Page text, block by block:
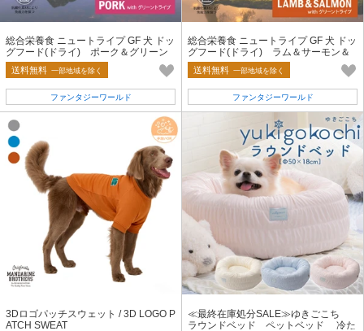
総合栄養食 ニュートライプ GF 犬 ドッ
グフード(ドライ) ポーク＆グリーン
トライプ
送料無料 一部地域を除く
ファンタジーワールド
総合栄養食 ニュートライプ GF 犬 ドッ
グフード(ドライ) ラム＆サーモン＆
グリーントライプ
送料無料 一部地域を除く
ファンタジーワールド
3Dロゴパッチスウェット / 3D LOGO P
ATCH SWEAT
≪最終在庫処分SALE≫ゆきごこち
ラウンドベッド ペットベッド 冷た